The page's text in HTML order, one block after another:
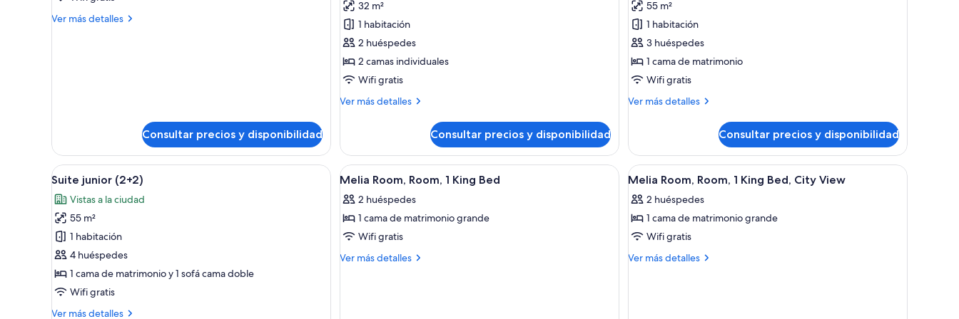
Melia
Ver más detalles
Más
Consultar precios y disponibilidad
Melia
Room,
Habitación
32 m²
1 habitación
2 huéspedes
2 camas individuales
Wifi gratis
Ver más detalles
Más
Room,
Habitación
Consultar precios y disponibilidad
Suite
junior
55 m²
1 habitación
3 huéspedes
1 cama de matrimonio
Wifi gratis
Ver más detalles
Más
junior
Consultar precios y disponibilidad
Abrir
todas
las
fotos
de
Suite
junior
(2+2)
Habitación de hotel con una cama grande, una silla, una mesita de noche, una lámpara y vistas a la ciudad a través de amplias ventanas.
11
Suite junior (2+2)
Vistas a la ciudad
55 m²
1 habitación
4 huéspedes
1 cama de matrimonio y 1 sofá cama doble
Wifi gratis
Ver más detalles
Más
Abrir
todas
las
fotos
de
Melia
Habitación de hotel con cama, escritorio con televisor, silla, lámpara y vista a la ciudad.
6
Melia Room, Room, 1 King Bed
2 huéspedes
1 cama de matrimonio grande
Wifi gratis
Ver más detalles
Más
Abrir
todas
las
fotos
de
Melia
7
Melia Room, Room, 1 King Bed, City View
2 huéspedes
1 cama de matrimonio grande
Wifi gratis
Ver más detalles
Más